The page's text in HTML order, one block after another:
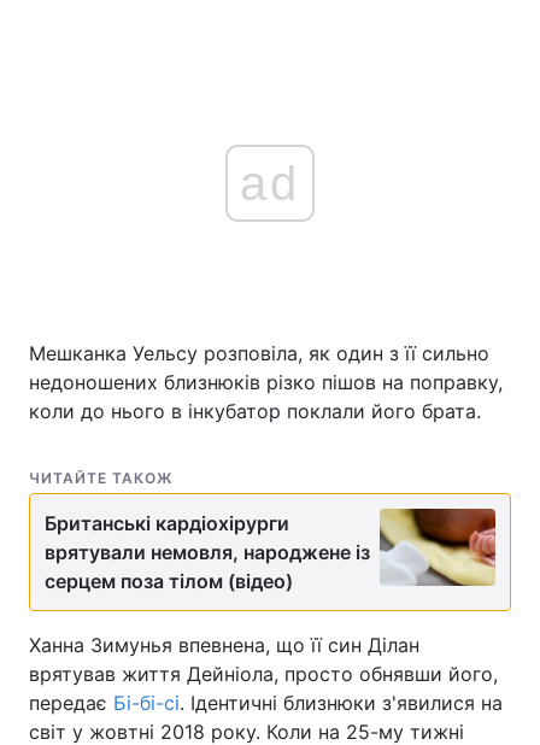
ad
Мешканка Уельсу розповіла, як один з її сильно
недоношених близнюків різко пішов на поправку,
коли до нього в інкубатор поклали його брата.
ЧИТАЙТЕ ТАКОЖ
Британські кардіохірурги
врятували немовля, народжене із
серцем поза тілом (відео)
Ханна Зимунья впевнена, що її син Ділан
врятував життя Дейніола, просто обнявши його,
передає Бі-бі-сі. Ідентичні близнюки з'явилися на
світ у жовтні 2018 року. Коли на 25-му тижні